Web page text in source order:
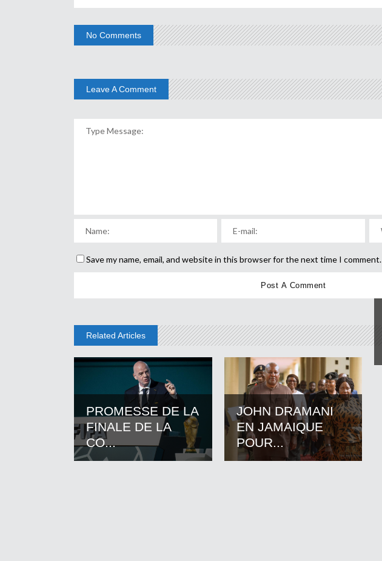
No Comments
Leave A Comment
Save my name, email, and website in this browser for the next time I comment.
Related Articles
PROMESSE DE LA
FINALE DE LA
CO...
JOHN DRAMANI
EN JAMAIQUE
POUR...